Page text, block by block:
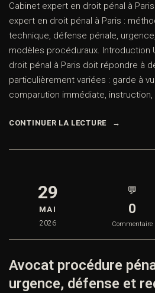
Cabinet expert en droit pénal à
expert en droit pénal à Paris :
technique, défense pénale,
modèles procéduraux. Introduction
droit pénal à Paris doit répondre à
particulièrement variées : garde à
comparution immédiate, instruction,
CONTINUER LA LECTURE
29
MAI
2026
💬
0
Commentaire
Avocat procédure
urgence, défense et